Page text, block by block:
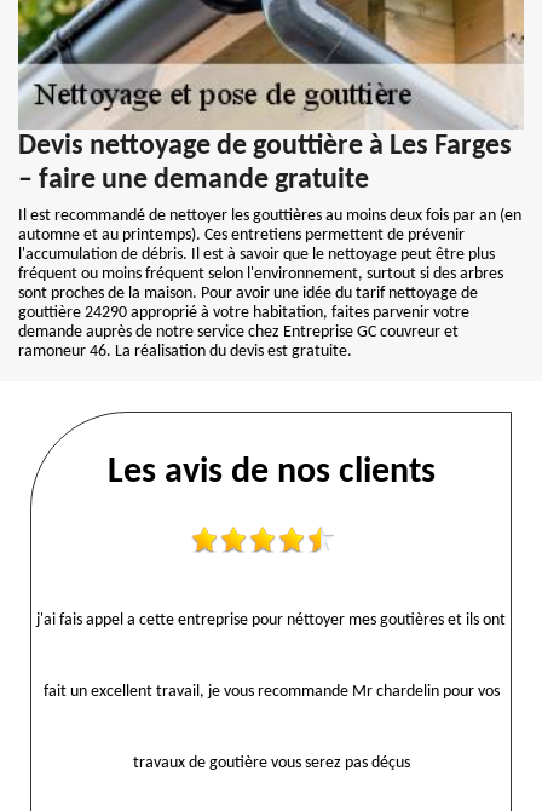
Devis nettoyage de gouttière à Les Farges
– faire une demande gratuite
Il est recommandé de nettoyer les gouttières au moins deux fois par an (en
automne et au printemps). Ces entretiens permettent de prévenir
l'accumulation de débris. Il est à savoir que le nettoyage peut être plus
fréquent ou moins fréquent selon l'environnement, surtout si des arbres
sont proches de la maison. Pour avoir une idée du tarif nettoyage de
gouttière 24290 approprié à votre habitation, faites parvenir votre
demande auprès de notre service chez Entreprise GC couvreur et
ramoneur 46. La réalisation du devis est gratuite.
Les avis de nos clients
j'ai fais appel a cette entreprise pour néttoyer mes goutières et ils ont
fait un excellent travail, je vous recommande Mr chardelin pour vos
travaux de goutière vous serez pas déçus